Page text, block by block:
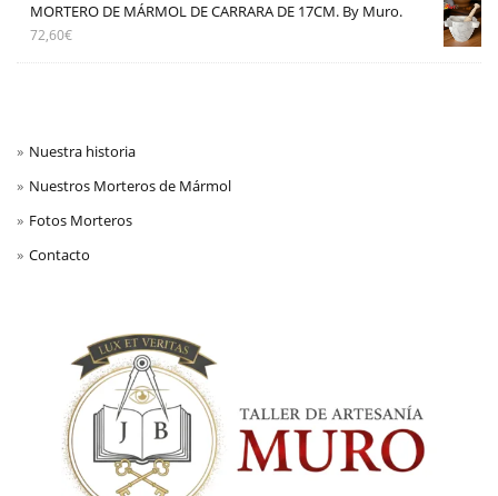
MORTERO DE MÁRMOL DE CARRARA DE 17CM. By Muro.
72,60€
Nuestra historia
Nuestros Morteros de Mármol
Fotos Morteros
Contacto